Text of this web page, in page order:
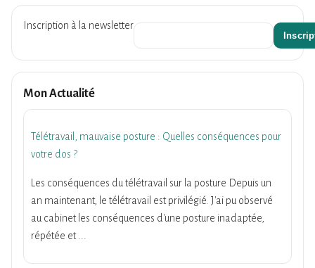
Inscription à la newsletter
Mon Actualité
Télétravail, mauvaise posture : Quelles conséquences pour
votre dos ?
Les conséquences du télétravail sur la posture Depuis un
an maintenant, le télétravail est privilégié. J'ai pu observé
au cabinet les conséquences d'une posture inadaptée,
répétée et ...